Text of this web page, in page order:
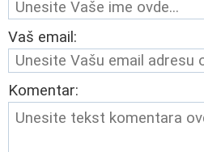
Vaš email:
Komentar: